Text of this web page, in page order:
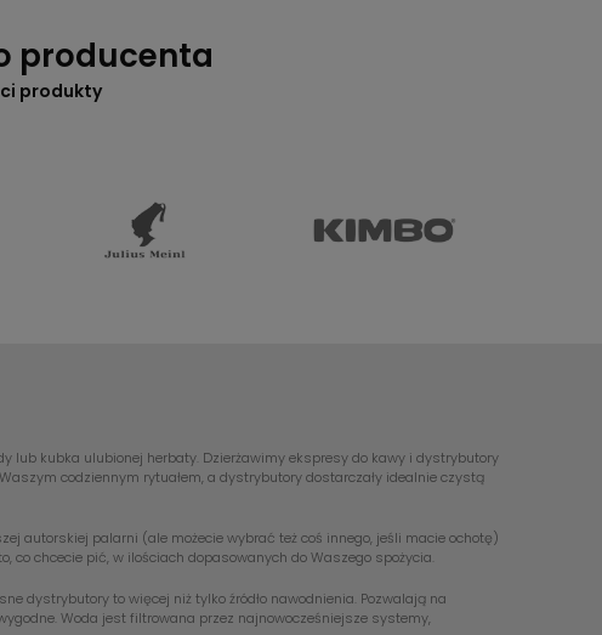
producenta
produkty
lub kubka ulubionej herbaty. Dzierżawimy ekspresy do kawy i dystrybutory
codziennym rytuałem, a dystrybutory dostarczały idealnie czystą
autorskiej palarni (ale możecie wybrać też coś innego, jeśli macie ochotę)
co chcecie pić, w ilościach dopasowanych do Waszego spożycia.
dystrybutory to więcej niż tylko źródło nawodnienia. Pozwalają na
Woda jest filtrowana przez najnowocześniejsze systemy,